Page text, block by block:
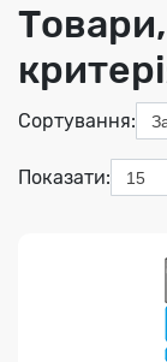
Сортування:
Показати:
Індекс медіа:
67.00 грн